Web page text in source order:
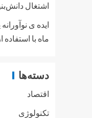
اشتغال
ایده ی
ماه با استفاده
دسته‌ها
اقتصاد
تکنولوژی